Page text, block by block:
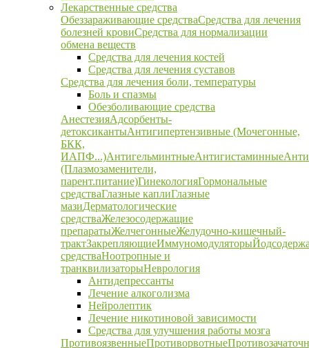
Лекарственные средства
Обеззараживающие средстваСредства для лечения
болезней кровиСредства для нормализации
обмена веществ
Средства для лечения костей
Средства для лечения суставов
Средства для лечения боли, температуры
Боль и спазмы
Обезболивающие средства
АнестезияАдсорбенты-
детоксикантыАнтигипертензивные (Мочегонные,
БКК,
ИАПФ...)АнтигельминтныеАнтигистаминные
(Плазмозаменители,
парент.питание)ГинекологияГормональные
средстваГлазные каплиГлазные
мазиДерматологические
средстваЖелезосодержащие
препаратыЖелчегонныеЖелудочно-кишечный-
трактЗакрепляющиеИммуномодуляторы
средстваНоотропные и
транквилизаторыНеврология
Антидепрессанты
Лечение алкоголизма
Нейролептик
Лечение никотиновой зависимости
Средства для улучшения работы мозга
ПротивоязвенныеПротиворвотные